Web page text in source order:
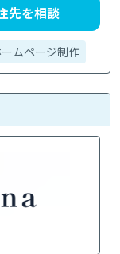
先を相談
ムページ制作